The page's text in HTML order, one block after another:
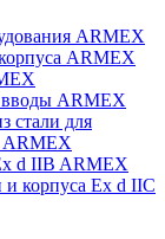
ARMEX
ARMEX
ARMEX
стали для
ARMEX
d IIB ARMEX
корпуса Ex d IIС